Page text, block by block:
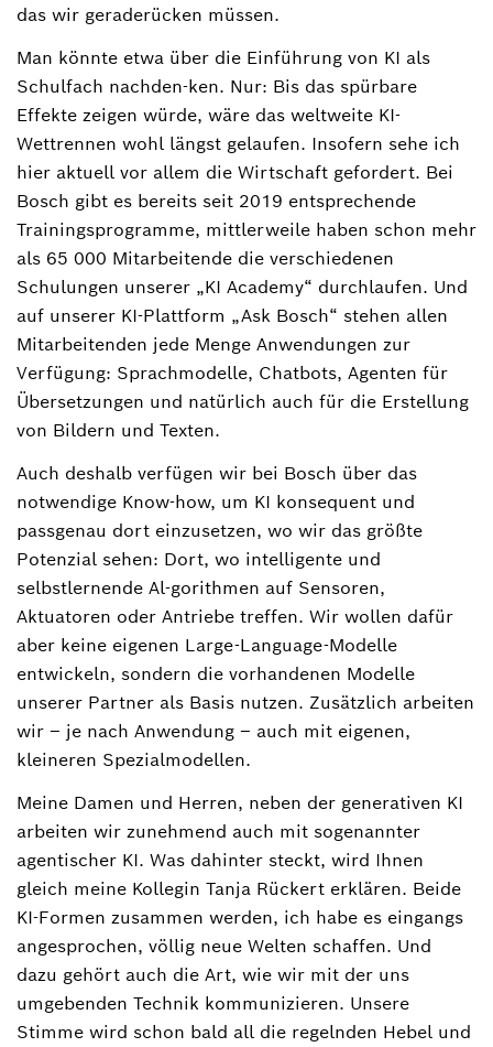
das wir geraderücken müssen.
Man könnte etwa über die Einführung von KI als
Schulfach nachden-ken. Nur: Bis das spürbare
Effekte zeigen würde, wäre das weltweite KI-
Wettrennen wohl längst gelaufen. Insofern sehe ich
hier aktuell vor allem die Wirtschaft gefordert. Bei
Bosch gibt es bereits seit 2019 entsprechende
Trainingsprogramme, mittlerweile haben schon mehr
als 65 000 Mitarbeitende die verschiedenen
Schulungen unserer „KI Academy“ durchlaufen. Und
auf unserer KI-Plattform „Ask Bosch“ stehen allen
Mitarbeitenden jede Menge Anwendungen zur
Verfügung: Sprachmodelle, Chatbots, Agenten für
Übersetzungen und natürlich auch für die Erstellung
von Bildern und Texten.
Auch deshalb verfügen wir bei Bosch über das
notwendige Know-how, um KI konsequent und
passgenau dort einzusetzen, wo wir das größte
Potenzial sehen: Dort, wo intelligente und
selbstlernende Al-gorithmen auf Sensoren,
Aktuatoren oder Antriebe treffen. Wir wollen dafür
aber keine eigenen Large-Language-Modelle
entwickeln, sondern die vorhandenen Modelle
unserer Partner als Basis nutzen. Zusätzlich arbeiten
wir – je nach Anwendung – auch mit eigenen,
kleineren Spezialmodellen.
Meine Damen und Herren, neben der generativen KI
arbeiten wir zunehmend auch mit sogenannter
agentischer KI. Was dahinter steckt, wird Ihnen
gleich meine Kollegin Tanja Rückert erklären. Beide
KI-Formen zusammen werden, ich habe es eingangs
angesprochen, völlig neue Welten schaffen. Und
dazu gehört auch die Art, wie wir mit der uns
umgebenden Technik kommunizieren. Unsere
Stimme wird schon bald all die regelnden Hebel und